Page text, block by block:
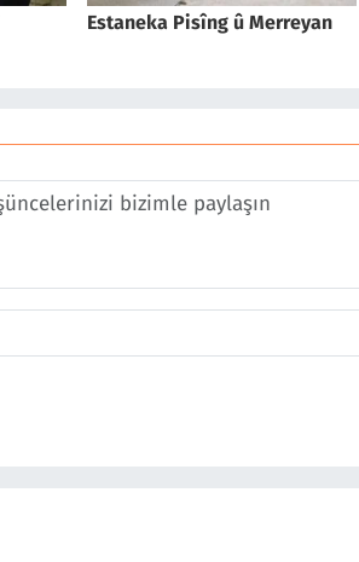
Estaneka Pisîng û Merreyan